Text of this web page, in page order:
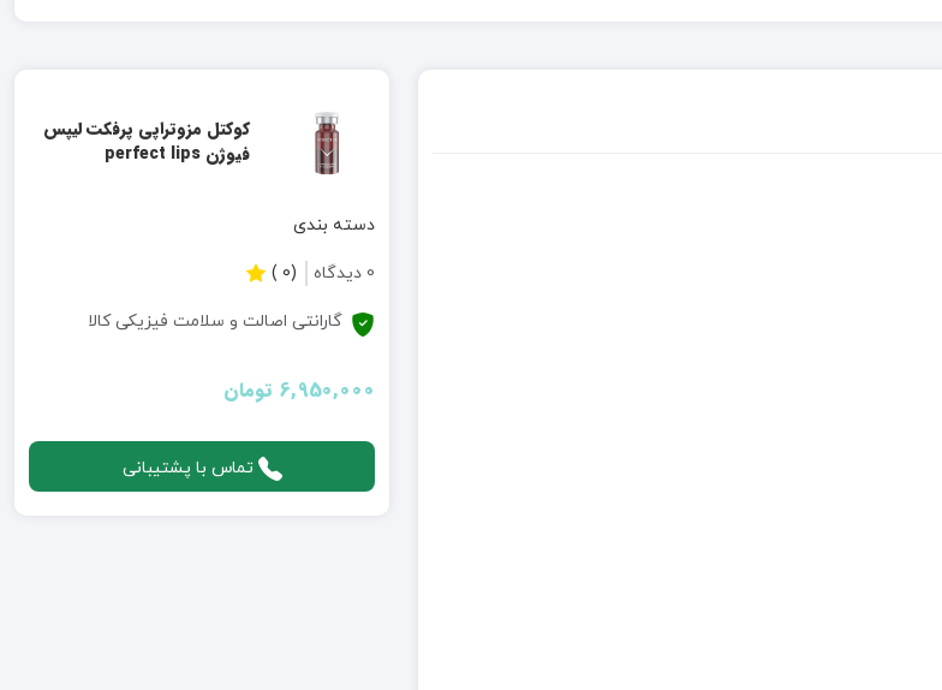
کوکتل مزوتراپی پرفکت لیپس
فیوژن perfect lips
دسته بندی
0 دیدگاه (0 )
گارانتی اصالت و سلامت فیزیکی کالا
6,950,000 تومان
تماس با پشتیبانی